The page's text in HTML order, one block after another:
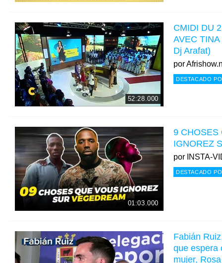
52:28.000
CMIDI DU
AVEC
Dj Arafat)
por
DESTACADO
01:03.000
9 CHOSES
IGNOREZ
por INSTA-
DESTACADO
Fabián
que espera
mujer,